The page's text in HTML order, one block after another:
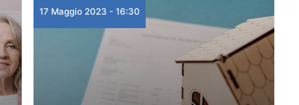
17 Maggio 2023 - 16:30